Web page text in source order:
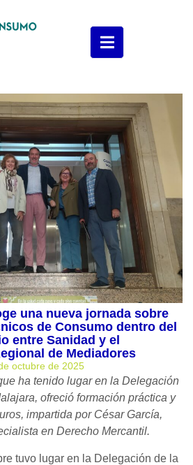
una nueva jornada sobre
de Consumo dentro del
entre Sanidad y el
de Mediadores
octubre de 2025
ha tenido lugar en la Delegación
ofreció formación práctica y
impartida por César García,
en Derecho Mercantil.
tuvo lugar en la Delegación de la